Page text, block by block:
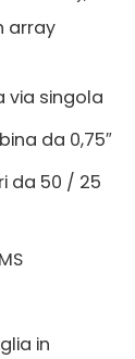
array
via singola
da 0,75″
da 50 / 25
in